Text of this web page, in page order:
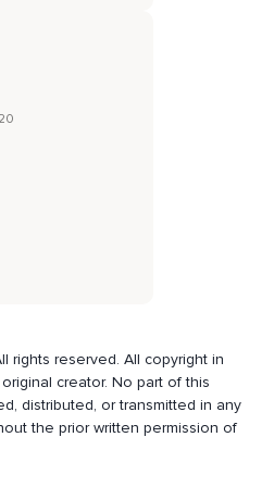
rights reserved. All copyright in
creator. No part of this
distributed, or transmitted in any
the prior written permission of